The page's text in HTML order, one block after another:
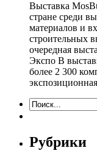
Выставка
стране среди
материалов и
строительных
очередная
Экспо В
более 2 300
Рубрики